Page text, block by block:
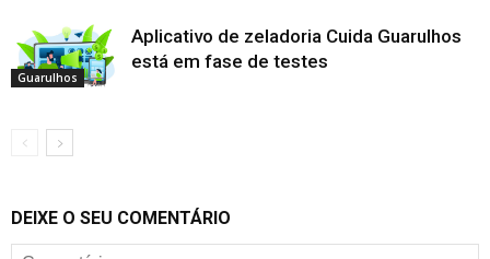
Guarulhos
Aplicativo de zeladoria Cuida Guarulhos
está em fase de testes
DEIXE O SEU COMENTÁRIO